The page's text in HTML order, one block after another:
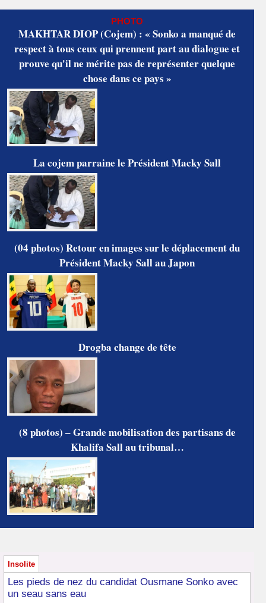
PHOTO
MAKHTAR DIOP (Cojem) : « Sonko a manqué de
respect à tous ceux qui prennent part au dialogue et
prouve qu'il ne mérite pas de représenter quelque
chose dans ce pays »
La cojem parraine le Président Macky Sall
(04 photos) Retour en images sur le déplacement du
Président Macky Sall au Japon
Drogba change de tête
(8 photos) – Grande mobilisation des partisans de
Khalifa Sall au tribunal…
Insolite
Les pieds de nez du candidat Ousmane Sonko avec
un seau sans eau